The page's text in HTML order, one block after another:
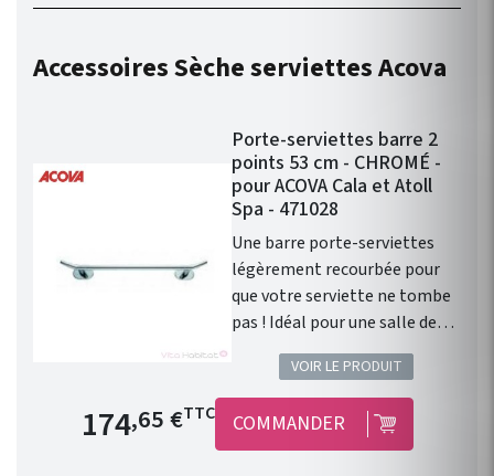
Prem's ACOVA . Disponible en
Accessoires Sèche serviettes Acova
Porte-serviettes barre 2
points 53 cm - CHROMÉ -
pour ACOVA Cala et Atoll
Spa - 471028
Une barre porte-serviettes
légèrement recourbée pour
que votre serviette ne tombe
pas ! Idéal pour une salle de
bain contemporaine. Porte-
serviettes barre 2 points pour
radiateurs sèche-serviettes
Acova gammes Cala et Atoll
Spa. Couleur : CHROMÉ
VOIR LE PRODUIT
Prix de base
174,65 €TTC COMMANDER